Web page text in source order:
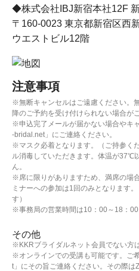
◆株式会社IBJ新宿本社12F
〒160-0023 東京都新宿区西
ウエストビル12階
注意事項
※無断キャンセルはご遠慮ください。
降のご予約を受け付けられない場合が
※申込完了メールが届かない場合やキ
-bridal.net」にご連絡ください。
※マスク必着となります。（ご持参く
ル消毒していただきます。体温が37℃
ん。
※席に限りがありますため、満席の場
ミナーへの参加は1回のみとなります
す）
※事務局の営業時間は10：00～18：00
その他
※KKRブライダルネット会員でない方
※オンラインでの受講も可能です。ご
t」にその旨ご連絡ください。その際は